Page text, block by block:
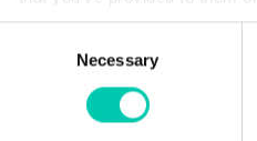
Essential and non-essential
website without your
Necessary